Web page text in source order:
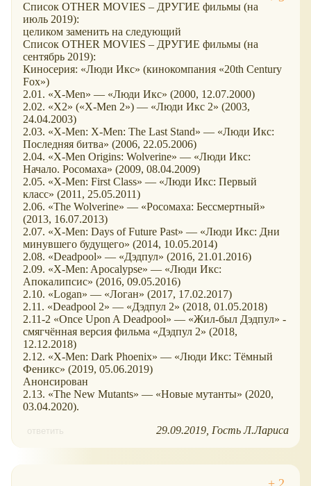
Список OTHER MOVIES – ДРУГИЕ фильмы (на
июль 2019):
целиком заменить на следующий
Список OTHER MOVIES – ДРУГИЕ фильмы (на
сентябрь 2019):
Киносерия: «Люди Икс» (кинокомпания «20th Century
Fox»)
2.01. «X-Men» — «Люди Икс» (2000, 12.07.2000)
2.02. «X2» («X-Men 2») — «Люди Икс 2» (2003,
24.04.2003)
2.03. «X-Men: X-Men: The Last Stand» — «Люди Икс:
Последняя битва» (2006, 22.05.2006)
2.04. «X-Men Origins: Wolverine» — «Люди Икс:
Начало. Росомаха» (2009, 08.04.2009)
2.05. «X-Men: First Class» — «Люди Икс: Первый
класс» (2011, 25.05.2011)
2.06. «The Wolverine» — «Росомаха: Бессмертный»
(2013, 16.07.2013)
2.07. «X-Men: Days of Future Past» — «Люди Икс: Дни
минувшего будущего» (2014, 10.05.2014)
2.08. «Deadpool» — «Дэдпул» (2016, 21.01.2016)
2.09. «X-Men: Apocalypse» — «Люди Икс:
Апокалипсис» (2016, 09.05.2016)
2.10. «Logan» — «Логан» (2017, 17.02.2017)
2.11. «Deadpool 2» — «Дэдпул 2» (2018, 01.05.2018)
2.11-2 «Once Upon A Deadpool» — «Жил-был Дэдпул» -
смягчённая версия фильма «Дэдпул 2» (2018,
12.12.2018)
2.12. «X-Men: Dark Phoenix» — «Люди Икс: Тёмный
Феникс» (2019, 05.06.2019)
Анонсирован
2.13. «The New Mutants» — «Новые мутанты» (2020,
03.04.2020).
ответить 29.09.2019 Гость Л.Лариса